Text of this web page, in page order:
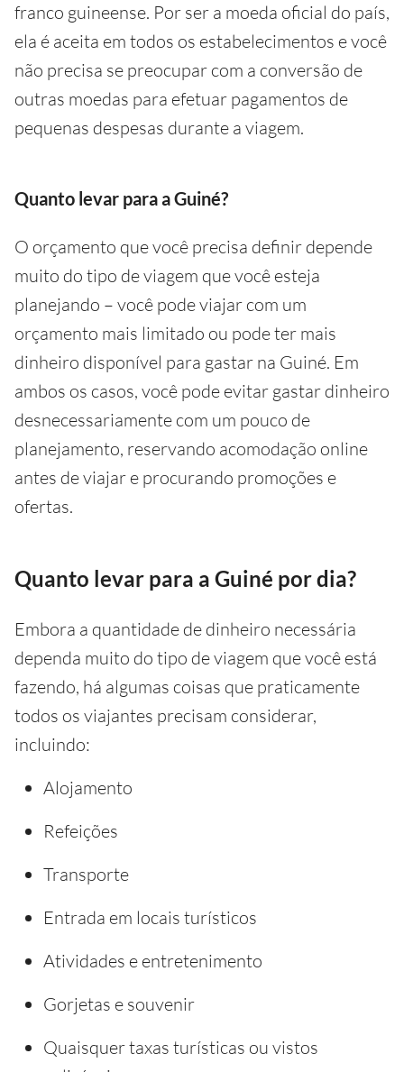
franco guineense. Por ser a moeda oficial do país,
ela é aceita em todos os estabelecimentos e você
não precisa se preocupar com a conversão de
outras moedas para efetuar pagamentos de
pequenas despesas durante a viagem.
Quanto levar para a Guiné?
O orçamento que você precisa definir depende
muito do tipo de viagem que você esteja
planejando – você pode viajar com um
orçamento mais limitado ou pode ter mais
dinheiro disponível para gastar na Guiné. Em
ambos os casos, você pode evitar gastar dinheiro
desnecessariamente com um pouco de
planejamento, reservando acomodação online
antes de viajar e procurando promoções e
ofertas.
Quanto levar para a Guiné por dia?
Embora a quantidade de dinheiro necessária
dependa muito do tipo de viagem que você está
fazendo, há algumas coisas que praticamente
todos os viajantes precisam considerar,
incluindo:
Alojamento
Refeições
Transporte
Entrada em locais turísticos
Atividades e entretenimento
Gorjetas e souvenir
Quaisquer taxas turísticas ou vistos